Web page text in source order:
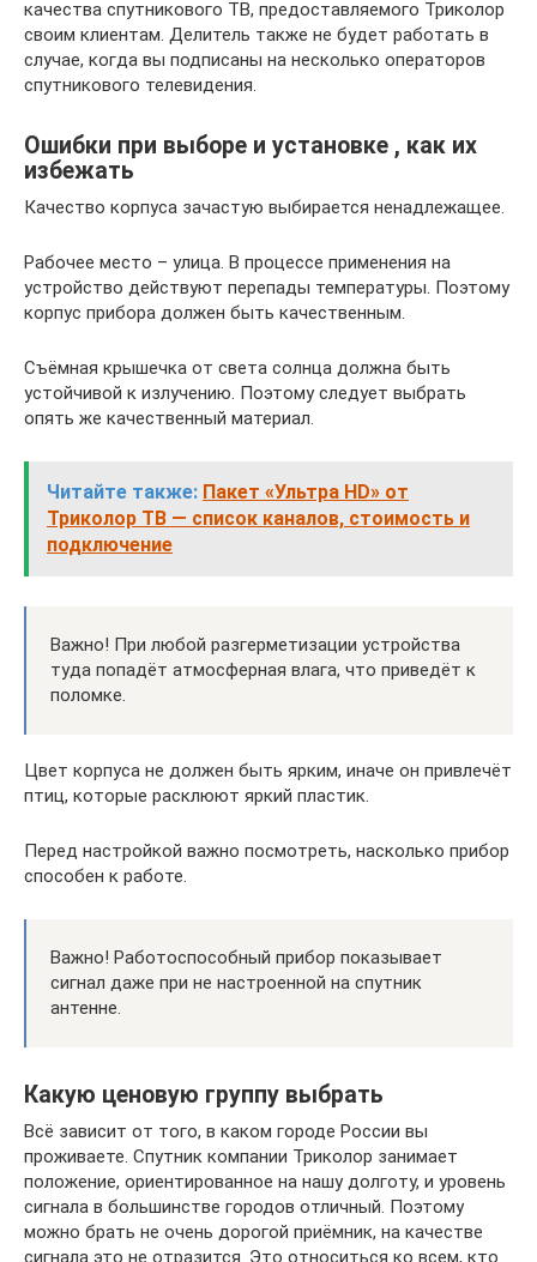
качества спутникового ТВ, предоставляемого Триколор
своим клиентам. Делитель также не будет работать в
случае, когда вы подписаны на несколько операторов
спутникового телевидения.
Ошибки при выборе и установке , как их
избежать
Качество корпуса зачастую выбирается ненадлежащее.
Рабочее место – улица. В процессе применения на
устройство действуют перепады температуры. Поэтому
корпус прибора должен быть качественным.
Съёмная крышечка от света солнца должна быть
устойчивой к излучению. Поэтому следует выбрать
опять же качественный материал.
Читайте также: Пакет «Ультра HD» от
Триколор ТВ — список каналов, стоимость и
подключение
Важно! При любой разгерметизации устройства
туда попадёт атмосферная влага, что приведёт к
поломке.
Цвет корпуса не должен быть ярким, иначе он привлечёт
птиц, которые расклюют яркий пластик.
Перед настройкой важно посмотреть, насколько прибор
способен к работе.
Важно! Работоспособный прибор показывает
сигнал даже при не настроенной на спутник
антенне.
Какую ценовую группу выбрать
Всё зависит от того, в каком городе России вы
проживаете. Спутник компании Триколор занимает
положение, ориентированное на нашу долготу, и уровень
сигнала в большинстве городов отличный. Поэтому
можно брать не очень дорогой приёмник, на качестве
сигнала это не отразится. Это относиться ко всем, кто